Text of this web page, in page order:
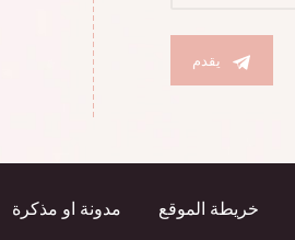
يقدم
مدونة او مذكرة خريطة الموقع